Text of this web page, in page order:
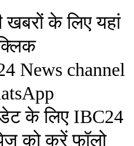
खबरों के लिए यहां
News channel
के लिए IBC24
को करें फॉलो